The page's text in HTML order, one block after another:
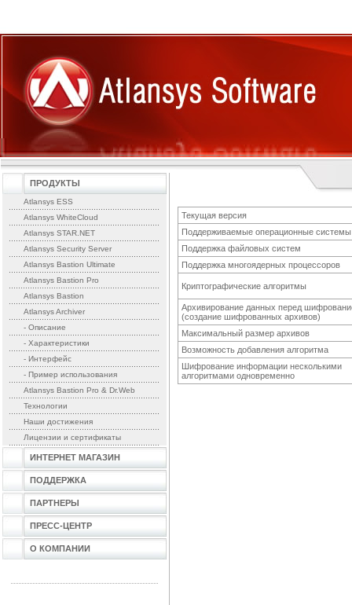
ПРОДУКТЫ
Atlansys ESS
Atlansys WhiteCloud
Atlansys STAR.NET
Atlansys Security Server
Atlansys Bastion Ultimate
Atlansys Bastion Pro
Atlansys Bastion
Atlansys Archiver
- Описание
- Характеристики
- Интерфейс
- Пример использования
Atlansys Bastion Pro & Dr.Web
Технологии
Наши достижения
Лицензии и сертификаты
ИНТЕРНЕТ МАГАЗИН
ПОДДЕРЖКА
ПАРТНЕРЫ
ПРЕСС-ЦЕНТР
О КОМПАНИИ
Текущая версия
Поддерживаемые операционные системы
Поддержка файловых систем
Поддержка многоядерных процессоров
Криптографические алгоритмы
Архивирование данных перед
(создание шифрованных архивов)
Максимальный размер архивов
Возможность добавления алгоритма
Шифрование информации несколькими
алгоритмами одновременно